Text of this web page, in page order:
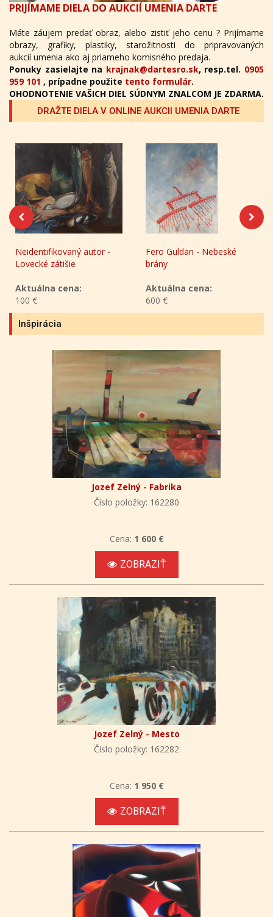
PRIJÍMAME DIELA DO AUKCIÍ UMENIA DARTE
Máte záujem predať obraz, alebo zistiť jeho cenu ? Prijímame
obrazy, grafiky, plastiky, starožitnosti do pripravovaných
aukcií umenia ako aj priameho komisného predaja.
Ponuky zasielajte na krajnak@dartesro.sk, resp.tel. 0905
959 101 , prípadne použite tento formulár.
OHODNOTENIE VAŠICH DIEL SÚDNYM ZNALCOM JE ZDARMA.
DRAŽTE DIELA V ONLINE AUKCII UMENIA DARTE
Fero Guldan - Nebeské
brány
Aktuálna cena:
600 €
Pablo Picasso -
Toreádorova šťastena
Aktuálna cena:
350 €
Inšpirácia
Jozef Zelný - Fabrika
Číslo položky: 162280
Cena: 1 600 €
ZOBRAZIŤ
Jozef Zelný - Mesto
Číslo položky: 162282
Cena: 1 950 €
ZOBRAZIŤ